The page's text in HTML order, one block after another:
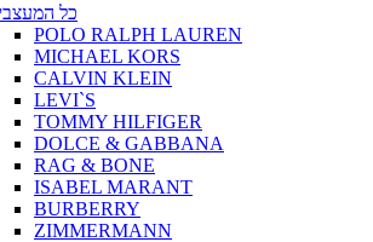
כל
POLO RALPH LAUREN
MICHAEL KORS
CALVIN KLEIN
LEVI`S
TOMMY HILFIGER
DOLCE & GABBANA
RAG & BONE
ISABEL MARANT
BURBERRY
ZIMMERMANN